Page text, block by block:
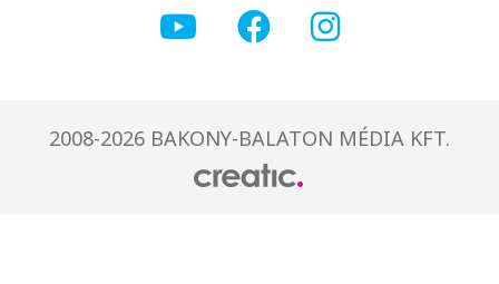
2008-2026 BAKONY-BALATON MÉDIA KFT.